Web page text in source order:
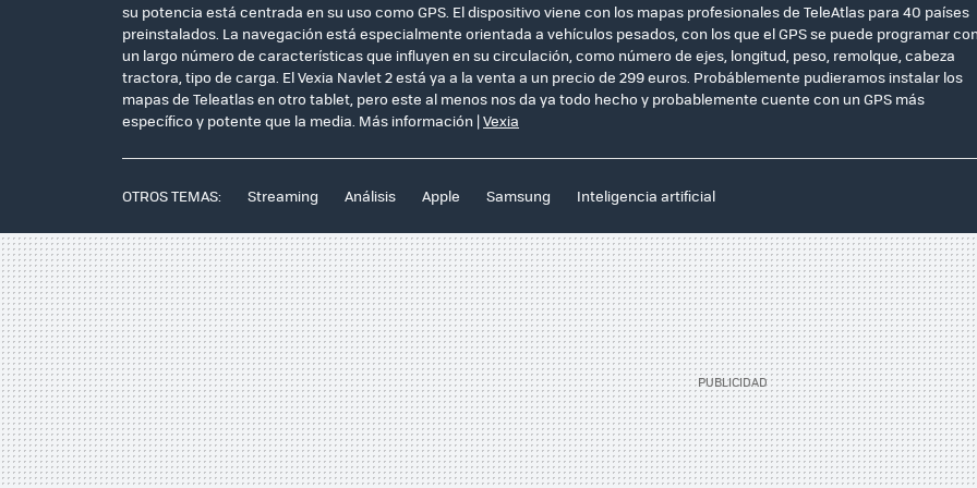
su potencia está centrada en su uso como GPS. El dispositivo viene con los mapas profesionales de TeleAtlas para 40 países
preinstalados. La navegación está especialmente orientada a vehículos pesados, con los que el GPS se puede programar
un largo número de características que influyen en su circulación, como número de ejes, longitud, peso, remolque, cabeza
tractora, tipo de carga. El Vexia Navlet 2 está ya a la venta a un precio de 299 euros. Probáblemente pudieramos instalar los
mapas de Teleatlas en otro tablet, pero este al menos nos da ya todo hecho y probablemente cuente con un GPS más
específico y potente que la media. Más información |Vexia
OTROS TEMAS: Streaming Análisis Apple Samsung Inteligencia artificial